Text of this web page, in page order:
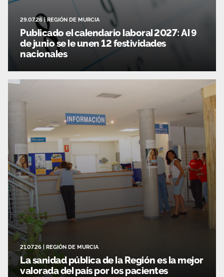
29.07.26|REGIÓN DE MURCIA
Publicado el calendario laboral 2027: Al 9
de junio se le unen 12 festividades
nacionales
21.07.26 REGIÓN DE MURCIA
La sanidad pública de la Región es la mejor
valorada del país por los pacientes